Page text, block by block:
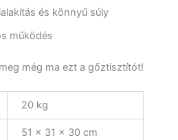
és könnyű súly
működés
még ma ezt a gőztisztítót!
20 kg
51 × 31 × 30 cm